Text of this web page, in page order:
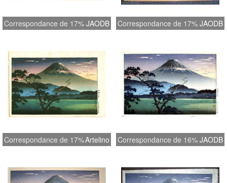
Correspondance de 17% JAODB Correspondance de 17% JAODB
Correspondance de 17%Artelino Correspondance de 16% JAODB